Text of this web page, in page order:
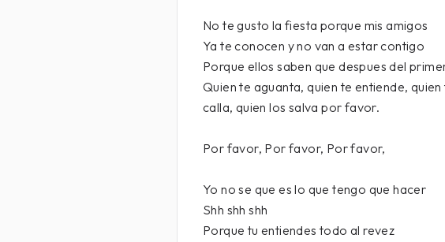
No te gusto la fiesta porque mis amigos
Ya te conocen y no van a estar contigo
Porque ellos saben que despues del
Quien te aguanta, quien te entiende, quien
calla, quien los salva por favor.
Por favor, Por favor, Por favor,
Yo no se que es lo que tengo que hacer
Shh shh shh
Porque tu entiendes todo al revez